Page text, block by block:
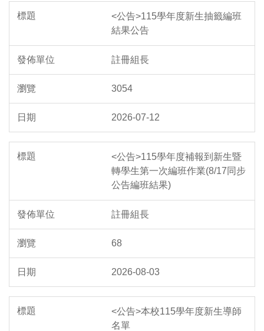
<公告>115學年度新生抽籤編班
結果公告
註冊組長
3054
2026-07-12
<公告>115學年度補報到新生暨
轉學生第一次編班作業(8/17同步
公告編班結果)
註冊組長
68
2026-08-03
<公告>本校115學年度新生導師
名單